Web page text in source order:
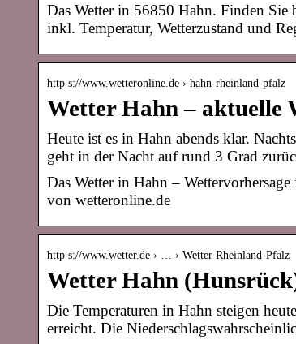
Das Wetter in 56850 Hahn. Finden Sie
inkl. Temperatur, Wetterzustand und
http s://www.wetteronline.de › hahn-rheinland-pfalz
Wetter Hahn – aktuelle
Heute ist es in Hahn abends klar.
geht in der Nacht auf rund 3 Grad
Das Wetter in Hahn –
von wetteronline.de
http s://www.wetter.de › … › Wetter Rheinland-Pfalz
Wetter Hahn
Die Temperaturen in Hahn steigen
erreicht. Die